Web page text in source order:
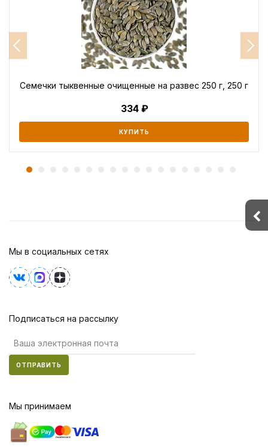
Семечки тыквенные очищенные на развес 250 г, 250 г
334
КУПИТЬ
Мы в социальных сетях
Подписаться на рассылку
ОТПРАВИТЬ
Мы принимаем